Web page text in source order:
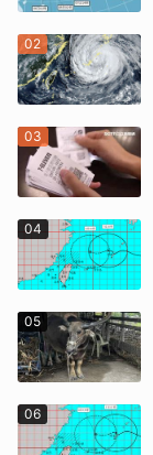
02
03
04
05
06